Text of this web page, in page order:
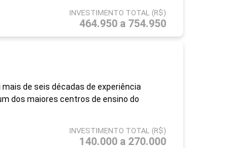
INVESTIMENTO TOTAL (R$)
464.950 a 754.950
de seis décadas de experiência
dos maiores centros de ensino do
INVESTIMENTO TOTAL (R$)
140.000 a 270.000